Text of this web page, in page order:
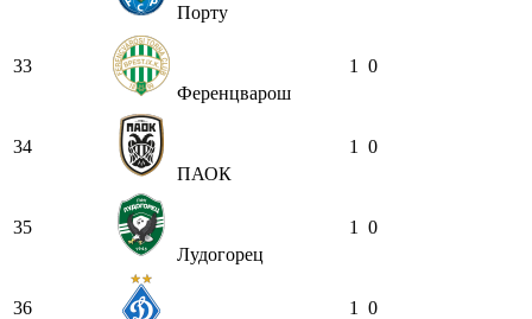
Порту
33
Ференцварош
1 0
34
ПАОК
1 0
35
Лудогорец
1 0
36
1 0